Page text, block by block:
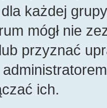
każdej
mógł nie
przyznać
ich.